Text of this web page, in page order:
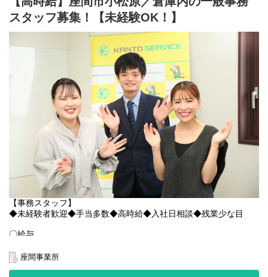
声もいただいています！
キャリアアップ制度も整っているため、安定しながらリーダー候
補も目指せます！
是非お気軽にご応募ください↓↓
HP：https://www.kantou.co.jp/
電話番号：0120-441-248
ーーーーーーーーーーーーーーーー
【関東サービスとは？】
〇特徴その1 アットホームな雰囲気！
関東サービスは暖かさのある女性の方が社長です！
社長の「人財を大切に、スタッフ全員で1つの大家族」という考え
が浸透しているため、優しいスタッフが多く、皆様楽しく伸び伸
びと働いています◎
ちょっとした悩みも、当社のスタッフ達は親身になってきいてく
れます！
「仕事がうまくいかない」「プライベートで嫌なことがあった」
などなど、なんでも気軽に相談してみると、誰もが優しく励まし
たり、アドバイスをくれますよ◎
https://www.kantou.co.jp/company/
相談だけでも全く問題ありません◎お気軽にお問合せください！
ピッカーフォークに乗車してのピッキング・移動作業
「ピッカーフォークに乗ったことがない…」という方も大歓迎！
丁寧なレクチャーがあるだけでなく、最新型の安全車両を導入し
高所の不安を解消！ 作業高さは最大3.5mまでに制限されていま
スピードが出すぎない！ 走行速度は「人が歩く程度」に設定され
ているので安心！作業スペースは身長程度の高さまでしっかり囲
われた最新型車両です。
【アピールポイント】
【8月17日〜10月22日までの短期集中ワーク】
期間限定でサクッとまとまった高収入を手に入れるチャンス！20
名の大募集なので採用率も高めです！
【夜勤×深夜割増で稼げる！】
22:00〜翌7:00の夜勤シフト。深夜勤務（6時間分）は手当がつい
てしっかり稼げます！
【快適＆充実の職場環境！】
作業エリアは全館空調完備（エアコン完備）で快適！
ウォーターサーバー無料利用可能！ 熱中症対策・水分補給もバッ
チリ。
鍵付き個人ロッカー完備で貴重品管理も安心。
スタッフ募集！【未経験OK！】
【事務スタッフ】
◆未経験者歓迎◆手当多数◆高時給◆入社日相談◆残業少な目
〇給与
給与例：￥1,300×7.75ｈ＝￥10,075/日 ￥10,075×21日＝
￥211,575/月＋各種手当
座間事業所